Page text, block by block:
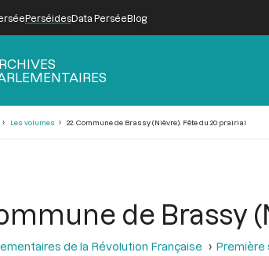
PerséidesData PerséeBlog
Les volumes 22. Commune de Brassy (Nièvre). Fête du 20 prairial
de Brassy
de la Révolution Française Première